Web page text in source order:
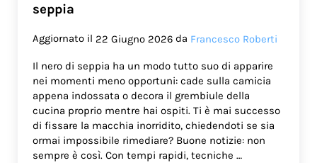
seppia
Aggiornato il 22 Giugno 2026 da Francesco Roberti
Il nero di seppia ha un modo tutto suo di apparire
nei momenti meno opportuni: cade sulla camicia
appena indossata o decora il grembiule della
cucina proprio mentre hai ospiti. Ti è mai successo
di fissare la macchia inorridito, chiedendoti se sia
ormai impossibile rimediare? Buone notizie: non
sempre è così. Con tempi rapidi, tecniche …